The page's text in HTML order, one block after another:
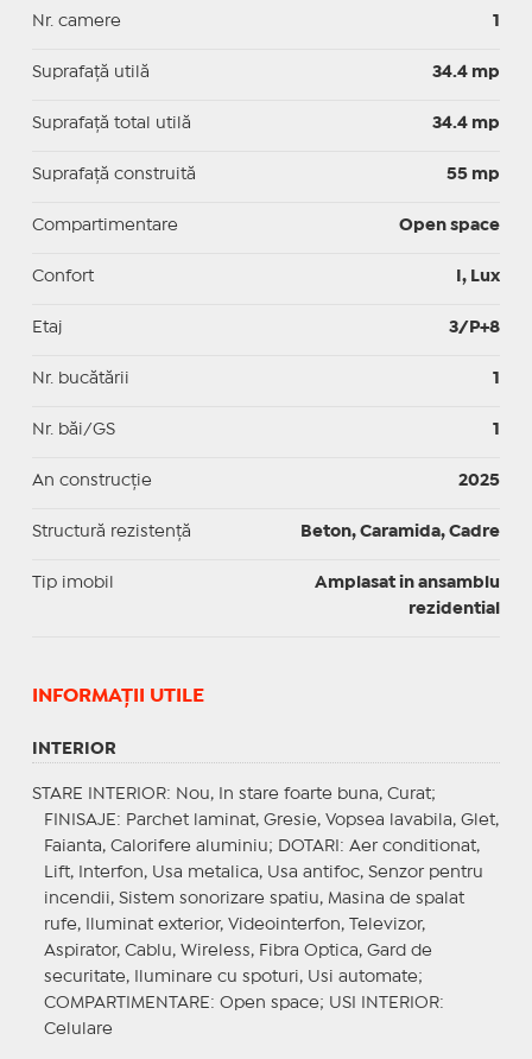
Nr. camere 1
Suprafaţă utilă 34.4 mp
Suprafaţă total utilă 34.4 mp
Suprafaţă construită 55 mp
Compartimentare Open space
Confort I, Lux
Etaj 3/P+8
Nr. bucătării 1
Nr. băi/GS 1
An construcție 2025
Structură rezistență Beton, Caramida, Cadre
Tip imobil
Amplasat in ansamblu
rezidential
INFORMAŢII UTILE
INTERIOR
STARE INTERIOR: Nou, In stare foarte buna, Curat;
FINISAJE : Parchet laminat, Gresie, Vopsea lavabila, Glet,
Faianta, Calorifere aluminiu;
DOTARI : Aer conditionat,
Lift, Interfon, Usa metalica, Usa antifoc, Senzor pentru
incendii, Sistem sonorizare spatiu, Masina de spalat
rufe, Iluminat exterior, Videointerfon, Televizor,
Aspirator, Cablu, Wireless, Fibra Optica, Gard de
securitate, Iluminare cu spoturi, Usi automate;
COMPARTIMENTARE : Open space; USI INTERIOR:
Celulare